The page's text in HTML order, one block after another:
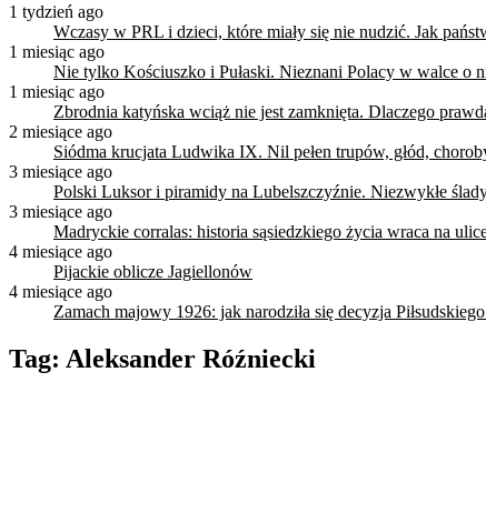
1 tydzień ago
Wczasy w PRL i dzieci, które miały się nie nudzić. Jak
1 miesiąc ago
Nie tylko Kościuszko i Pułaski. Nieznani Polacy w walce o
1 miesiąc ago
Zbrodnia katyńska wciąż nie jest zamknięta. Dlaczego
2 miesiące ago
Siódma krucjata Ludwika IX. Nil pełen trupów, głód,
3 miesiące ago
Polski Luksor i piramidy na Lubelszczyźnie. Niezwykłe
3 miesiące ago
Madryckie corralas: historia sąsiedzkiego życia wraca na
4 miesiące ago
Pijackie oblicze Jagiellonów
4 miesiące ago
Zamach majowy 1926: jak narodziła się decyzja
Tag: Aleksander Róźniecki